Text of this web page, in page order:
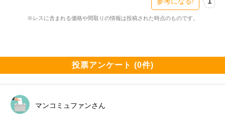
※レスに含まれる価格や間取りの情報は投稿された時点のものです。
投票アンケート (0件)
マンコミュファンさん